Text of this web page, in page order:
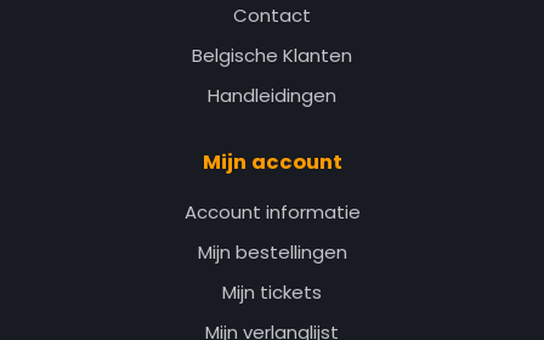
Contact
Belgische Klanten
Handleidingen
Mijn account
Account informatie
Mijn bestellingen
Mijn tickets
Mijn verlanglijst